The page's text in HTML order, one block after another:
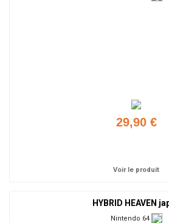
29,90 €
Voir le produit
HYBRID HEAVEN
Nintendo 64